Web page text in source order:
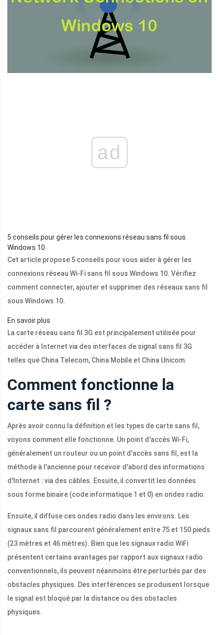
ad
5 conseils pour gérer les connexions réseau sans fil sous
Windows 10
Cet article propose 5 conseils pour vous aider à gérer les
connexions réseau Wi-Fi sans fil sous Windows 10. Vérifiez
comment connecter, ajouter et supprimer des réseaux sans fil
sous Windows 10.
En savoir plus
La carte réseau sans fil 3G est principalement utilisée pour
accéder à Internet via des interfaces de signal sans fil 3G
telles que China Telecom, China Mobile et China Unicom.
Comment fonctionne la
carte sans fil ?
Après avoir connu la définition et les types de carte sans fil,
voyons comment elle fonctionne. Un point d'accès Wi-Fi,
généralement un routeur ou un point d'accès sans fil, est la
méthode à l'ancienne pour recevoir d'abord des informations
d'Internet : via des câbles. Ensuite, il convertit les données
sous forme binaire (code informatique 1 et 0) en ondes radio.
Ensuite, il diffuse ces ondes radio dans les environs. Les
signaux sans fil parcourent généralement entre 75 et 150 pieds
(23 mètres et 46 mètres). Bien que les signaux radio WiFi
présentent certains avantages par rapport aux signaux radio
conventionnels, ils peuvent néanmoins être perturbés par des
obstacles physiques. Des interférences se produisent lorsque
le signal est bloqué par la distance ou des obstacles
physiques.